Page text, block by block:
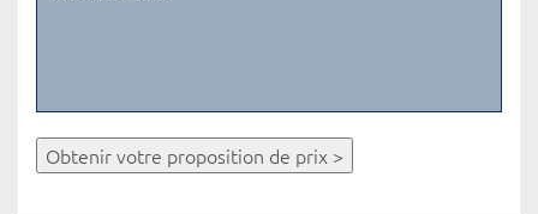
Obtenir votre proposition de prix >